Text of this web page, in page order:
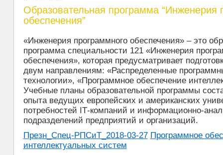
Образовательная программа “Инженерия
обеспечения”
«Инженерия программного обеспечения» – это
программа специальности 121 «Инженерия
обеспечения», которая предусматривает
двум направлениям: «Распределенные
технологии», «Программное обеспечение
Учебные планы образовательной программы
опыта ведущих европейских и американских
потребностей ІТ-компаний и информационно-
подразделений предприятий и организаций.
Презн_Спец-РПСиТ_2018-03-27 Программное
интеллектуальных систем